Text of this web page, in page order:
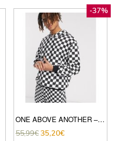
-37%
ONE ABOVE ANOTHER – FELPA CON CAPPUCCIO A SCACCHI-NERO
55,99€ 35,20€